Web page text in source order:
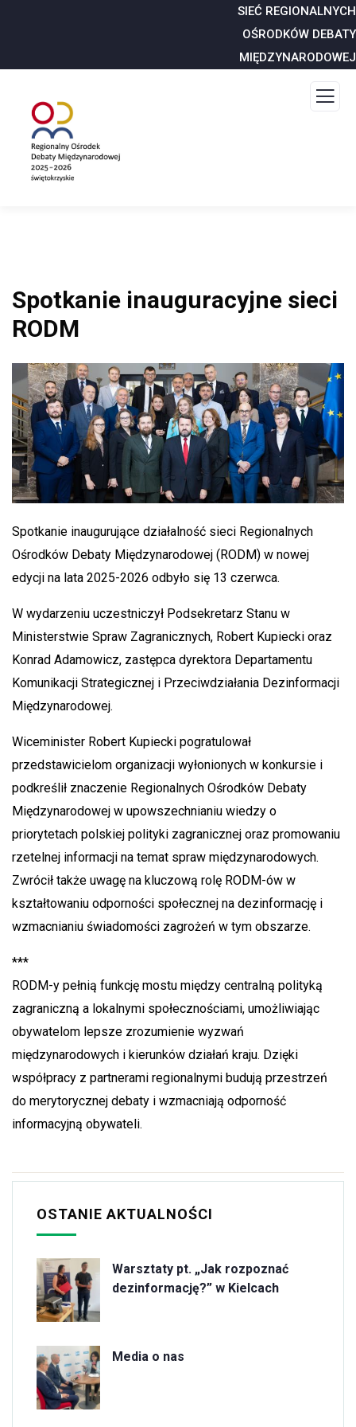
SIEĆ REGIONALNYCH
OŚRODKÓW DEBATY
MIĘDZYNARODOWEJ
Spotkanie inauguracyjne sieci
RODM
Spotkanie inaugurujące działalność sieci Regionalnych
Ośrodków Debaty Międzynarodowej (RODM) w nowej
edycji na lata 2025-2026 odbyło się 13 czerwca.
W wydarzeniu uczestniczył Podsekretarz Stanu w
Ministerstwie Spraw Zagranicznych, Robert Kupiecki oraz
Konrad Adamowicz, zastępca dyrektora Departamentu
Komunikacji Strategicznej i Przeciwdziałania Dezinformacji
Międzynarodowej.
Wiceminister Robert Kupiecki pogratulował
przedstawicielom organizacji wyłonionych w konkursie i
podkreślił znaczenie Regionalnych Ośrodków Debaty
Międzynarodowej w upowszechnianiu wiedzy o
priorytetach polskiej polityki zagranicznej oraz promowaniu
rzetelnej informacji na temat spraw międzynarodowych.
Zwrócił także uwagę na kluczową rolę RODM-ów w
kształtowaniu odporności społecznej na dezinformację i
wzmacnianiu świadomości zagrożeń w tym obszarze.
***
RODM-y pełnią funkcję mostu między centralną polityką
zagraniczną a lokalnymi społecznościami, umożliwiając
obywatelom lepsze zrozumienie wyzwań
międzynarodowych i kierunków działań kraju. Dzięki
współpracy z partnerami regionalnymi budują przestrzeń
do merytorycznej debaty i wzmacniają odporność
informacyjną obywateli.
OSTANIE AKTUALNOŚCI
Warsztaty pt. „Jak rozpoznać
dezinformację?” w Kielcach
Media o nas